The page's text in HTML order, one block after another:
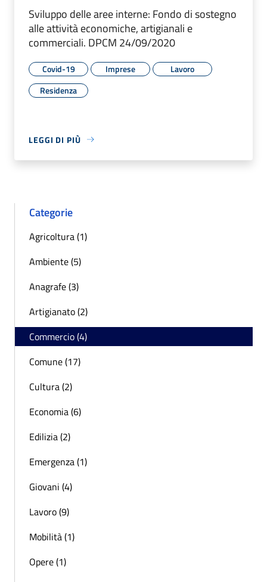
Sviluppo delle aree interne: Fondo di sostegno
alle attività economiche, artigianali e
commerciali. DPCM 24/09/2020
Covid-19 Imprese
Lavoro
Residenza
LEGGI DI PIÙ
Categorie
Agricoltura (1)
Ambiente (5)
Anagrafe (3)
Artigianato (2)
Commercio (4)
Comune (17)
Cultura (2)
Economia (6)
Edilizia (2)
Emergenza (1)
Giovani (4)
Lavoro (9)
Mobilità (1)
Opere (1)